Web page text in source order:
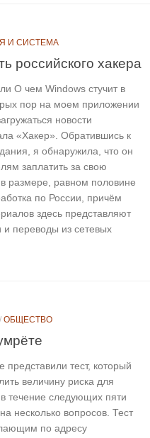
Я И СИСТЕМА
российского хакера
О чем Windows стучит в
пор на моем приложении
новости
«Хакер». Обратившись к
я обнаружила, что он
заплатить за свою
размере, равном половине
по России, причём
здесь представляют
переводы из сетевых
/ ОБЩЕСТВО
представили тест, который
величину риска для
течение следующих пяти
несколько вопросов. Тест
по адресу